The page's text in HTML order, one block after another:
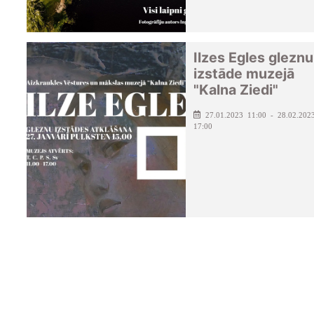
Ilzes Egles gleznu
izstāde muzejā
"Kalna Ziedi"
27.01.2023 11:00 -
17:00